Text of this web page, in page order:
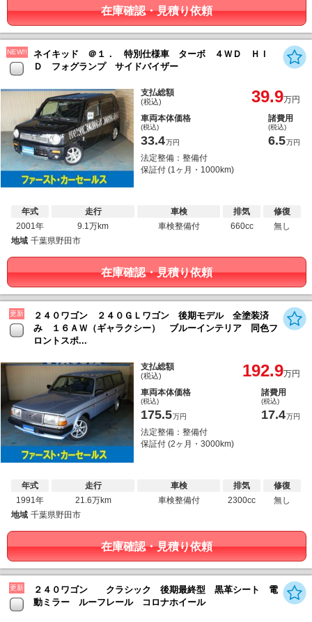
在庫確認・見積り依頼
NEW!!
ネイキッド ＠１． 特別仕様車 ターボ ４ＷＤ ＨＩ
Ｄ フォグランプ サイドバイザー
支払総額
(税込) 39.9万円
車両本体価格
(税込)
33.4万円
諸費用
(税込)
6.5万円
法定整備：整備付
保証付 (1ヶ月・1000km)
年式
2001年
走行
9.1万km
車検
車検整備付
排気
660cc
修復
無し
地域 千葉県野田市
在庫確認・見積り依頼
更新
２４０ワゴン ２４０ＧＬワゴン 後期モデル 全塗装済
み １６ＡＷ（ギャラクシー） ブルーインテリア 同色フ
ロントスポ...
支払総額
(税込) 192.9万円
車両本体価格
(税込)
175.5万円
諸費用
(税込)
17.4万円
法定整備：整備付
保証付 (2ヶ月・3000km)
年式
1991年
走行
21.6万km
車検
車検整備付
排気
2300cc
修復
無し
地域 千葉県野田市
在庫確認・見積り依頼
更新
２４０ワゴン クラシック 後期最終型 黒革シート 電
動ミラー ルーフレール コロナホイール